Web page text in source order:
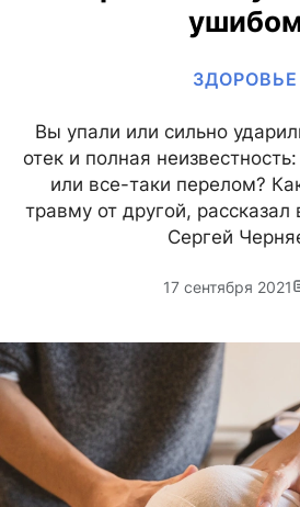
ЗДОРОВЬЕ
Вы упали или сильно
отек и полная
или все-таки перелом?
травму от другой,
Сергей
17 сентября 2021